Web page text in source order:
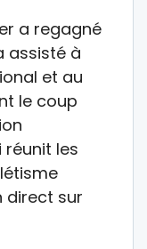
a regagné
assisté à
et au
le coup
les
direct sur